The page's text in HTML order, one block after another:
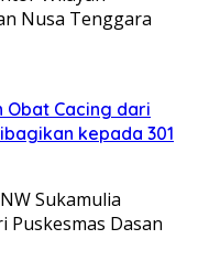
Nusa Tenggara
Obat Cacing dari
kepada 301
Sukamulia
Puskesmas Dasan